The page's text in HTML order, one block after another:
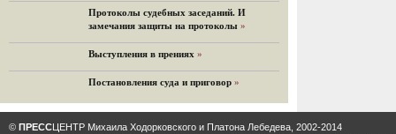
Вечер у Ходорковских. Вспоминает Иван Стариков.
11.08.2014
«Удивительно сильная, мощная и
достойная только преклонения
Гости и ведущие «Эха Москвы» чтут
память Марины Филипповны.
Протоколы судебных заседаний. И
замечания защиты на протоколы »
Выступления в прениях »
Постановления суда и приговор »
© ПРЕССЦЕНТР Михаила Ходорковского и Платона Лебедева, 2002-2014